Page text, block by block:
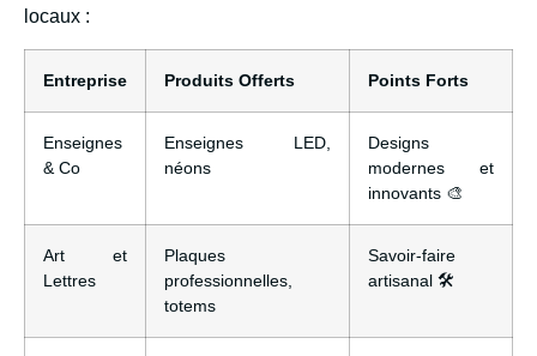
locaux :
Entreprise Produits Offerts Points Forts
Enseignes
& Co
Enseignes LED,
néons
Designs
modernes et
innovants 🎨
Art et
Lettres
Plaques
professionnelles,
totems
Savoir-faire
artisanal 🛠️